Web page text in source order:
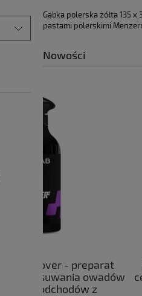
Gąbka polerska żółta 135
pastami polerskimi
Nowości
Fresso Ceramic
ceramiczny quick